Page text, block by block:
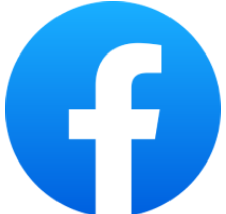
Lưu trữ và chạy các ứng dụng web như trang web, blog
và diễn đàn.
Lưu trữ và chạy các cơ sở dữ liệu cho các ứng dụng
Chạy các ứng dụng phần mềm khác như phần mềm kế
toán, phần mềm quản lý quan hệ khách hàng (CRM) và
Sao lưu và phục hồi dữ liệu quan trọng.
Giám sát mạng và bảo vệ dữ liệu khỏi các mối đe dọa
Triển khai các giải pháp bảo mật như tường lửa, phần
mềm chống vi-rút và phần mềm chống phần mềm độc hại.
Hỗ trợ các dịch vụ khác
Hỗ trợ các dịch vụ như web hosting, email hosting và